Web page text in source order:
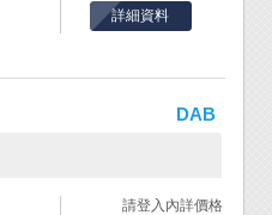
詳細資料
DAB
請登入內詳價格